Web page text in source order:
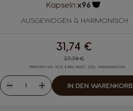
Kapseln:x96
AUSGEWOGEN & HARMONISCH
Regular Price
37,74 €
31,74 €
PREIS PRO 1 KG: 39,32 € INKL. MWST., ZZGL. VERSANDKOSTEN
Abnahme
Menge
Zunahme
IN DEN WARENKORB